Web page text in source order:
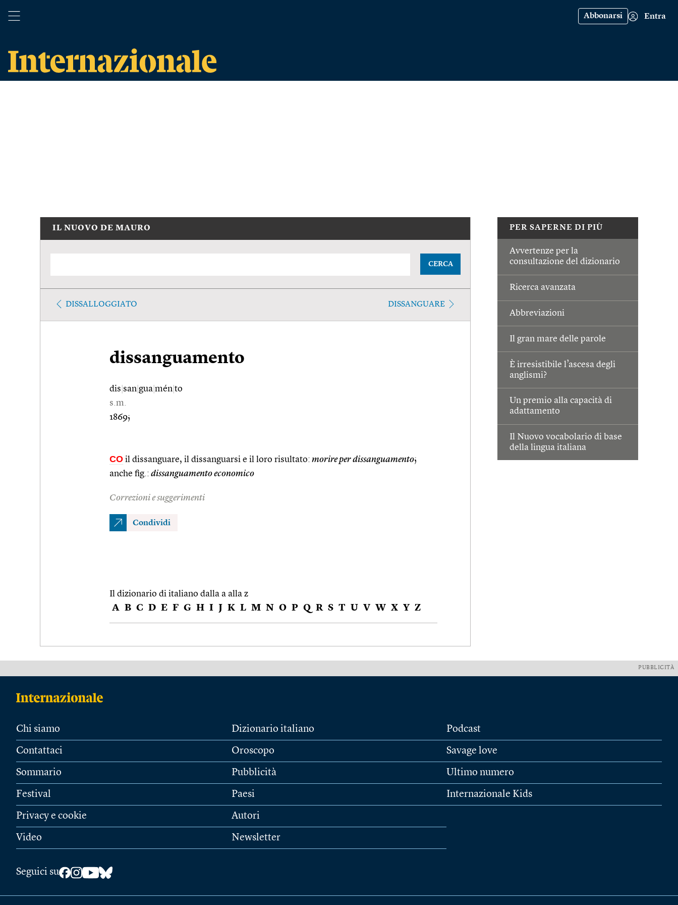
Abbonarsi Entra
PER SAPERNE DI PIÙ
Avvertenze per la
consultazione del dizionario
Ricerca avanzata
Abbreviazioni
Il gran mare delle parole
È irresistibile l’ascesa degli
anglismi?
Un premio alla capacità di
adattamento
Il Nuovo vocabolario di base
della lingua italiana
IL NUOVO DE MAURO
CERCA
DISSALLOGGIATO DISSANGUARE
dissanguamento
dis san gua mén to
s.m.
1869;
CO il dissanguare, il dissanguarsi e il loro risultato: morire per dissanguamento;
anche fig.: dissanguamento economico
Correzioni e suggerimenti
Condividi
Il dizionario di italiano dalla a alla z
A B C D E F G H I J K L M N O P Q R S T U V W X Y Z
PUBBLICITÀ
Chi siamo
Contattaci
Sommario
Festival
Privacy e cookie
Video
Dizionario italiano
Oroscopo
Pubblicità
Paesi
Autori
Newsletter
Podcast
Savage love
Ultimo numero
Internazionale Kids
Seguici su